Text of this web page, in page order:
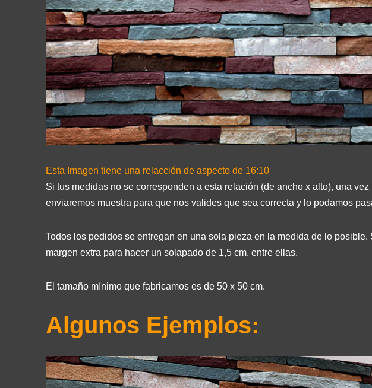
Esta Imagen tiene una relacción de aspecto de 16:10
Si tus medidas no se corresponden a esta relación (de ancho x alto), una
enviaremos muestra para que nos valides que sea correcta y lo podamos
Todos los pedidos se entregan en una sola pieza en la medida de lo
margen extra para hacer un solapado de 1,5 cm. entre ellas.
El tamaño mínimo que fabricamos es de 50 x 50 cm.
Algunos Ejemplos: